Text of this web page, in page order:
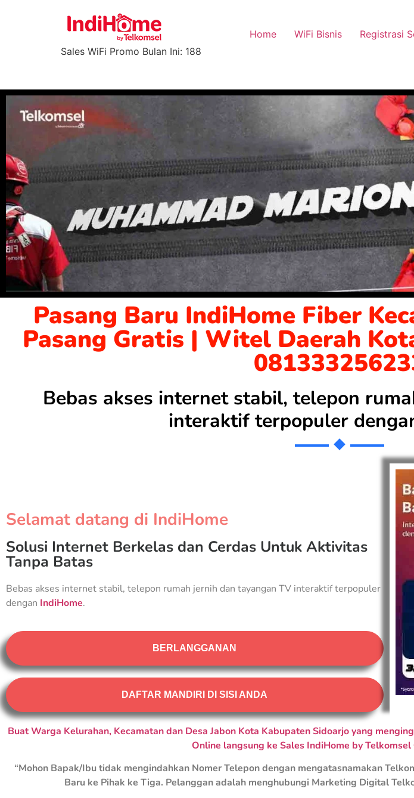
Sales WiFi Promo Bulan Ini: 188
Home WiFi Bisnis Registrasi
Pasang Baru IndiHome Fiber
Pasang Gratis | Witel Daerah
Bebas akses internet stabil, telepon
interaktif terpopuler
Selamat datang di IndiHome
Solusi Internet Berkelas dan Cerdas Untuk Aktivitas
Tanpa Batas
Bebas akses internet stabil, telepon rumah jernih dan tayangan TV interaktif terpopuler
dengan IndiHome.
BERLANGGANAN
DAFTAR MANDIRI DI SISI ANDA
Buat Warga Kelurahan, Kecamatan dan Desa Jabon Kota Kabupaten Sidoarjo yang
Online langsung ke Sales IndiHome by
“Mohon Bapak/Ibu tidak mengindahkan Nomer Telepon dengan mengatasnamakan
Baru ke Pihak ke Tiga. Pelanggan adalah menghubungi Marketing Digital